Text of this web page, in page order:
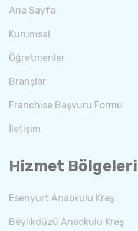
Ana Sayfa
Kurumsal
Öğretmenler
Branşlar
Franchise Başvuru Formu
İletişim
Hizmet
Esenyurt Anaokulu Kreş
Beylikdüzü Anaokulu Kreş